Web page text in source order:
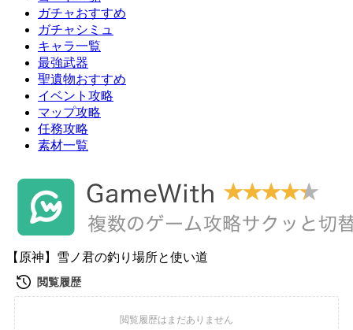
ガチャおすすめ
ガチャシミュ
キャラ一覧
最強武器
聖遺物おすすめ
イベント攻略
マップ攻略
任務攻略
素材一覧
【原神】雪ノ君の釣り場所と使い道